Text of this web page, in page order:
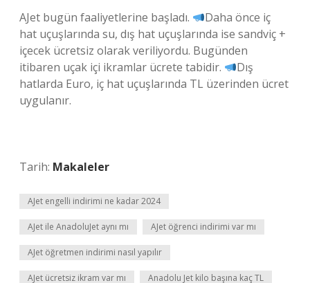
AJet bugün faaliyetlerine başladı.
Daha önce iç
hat uçuşlarında su, dış hat uçuşlarında ise sandviç +
içecek ücretsiz olarak veriliyordu. Bugünden
itibaren uçak içi ikramlar ücrete tabidir.
Dış
hatlarda Euro, iç hat uçuşlarında TL üzerinden ücret
uygulanır.
Tarih: Makaleler
AJet engelli indirimi ne kadar 2024
AJet ile AnadoluJet aynı mı AJet öğrenci indirimi var mı
AJet öğretmen indirimi nasıl yapılır
AJet ücretsiz ikram var mı Anadolu Jet kilo başına kaç TL